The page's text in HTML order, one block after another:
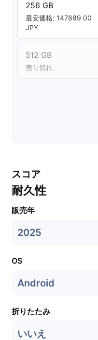
256 GB
最安価格: 147889.00
JPY
512 GB
売り切れ
スコア
耐久性
販売年
2025
OS
Android
折りたたみ
いいえ